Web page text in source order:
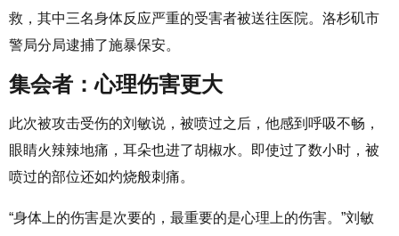
救，其中三名身体反应严重的受害者被送往医院。洛杉矶市
警局分局逮捕了施暴保安。
集会者：心理伤害更大
此次被攻击受伤的刘敏说，被喷过之后，他感到呼吸不畅，
眼睛火辣辣地痛，耳朵也进了胡椒水。即使过了数小时，被
喷过的部位还如灼烧般刺痛。
“身体上的伤害是次要的，最重要的是心理上的伤害。”刘敏